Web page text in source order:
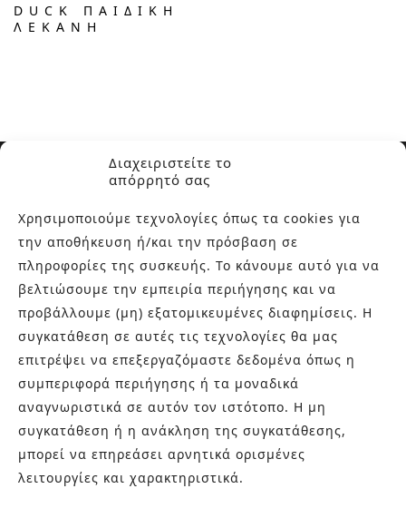
Διαχειριστείτε το
απόρρητό σας
Χρησιμοποιούμε τεχνολογίες όπως τα cookies για
την αποθήκευση ή/και την πρόσβαση σε
πληροφορίες της συσκευής. Το κάνουμε αυτό για να
βελτιώσουμε την εμπειρία περιήγησης και να
προβάλλουμε (μη) εξατομικευμένες διαφημίσεις. Η
συγκατάθεση σε αυτές τις τεχνολογίες θα μας
επιτρέψει να επεξεργαζόμαστε δεδομένα όπως η
συμπεριφορά περιήγησης ή τα μοναδικά
αναγνωριστικά σε αυτόν τον ιστότοπο. Η μη
συγκατάθεση ή η ανάκληση της συγκατάθεσης,
μπορεί να επηρεάσει αρνητικά ορισμένες
λειτουργίες και χαρακτηριστικά.
DUCK ΠΑΙΔΙΚΉ
ΛΕΚΆΝΗ
ΣΧΕΤΙΚΑ ΜΕ ΕΜΑΣ
Στην εταιρεία Paraskevopoulos μετουσιώνονται 40 χρόνια
εμπειρίας στο χώρο του πλακιδίου και των ειδών υγιεινής,
καθώς και φρέσκες ιδέες με τον ενθουσιασμό της νέας
γενιάς! Επισκεφτείτε μας για ιδέες και προτάσεις στον
Άγιο Δημήτριο (Λιδωρικίου 11) ή καλέστε μας στο 210-
9934544.
ΤΕΛΕΥΤΑΙΑ ΑΡΘΡΑ